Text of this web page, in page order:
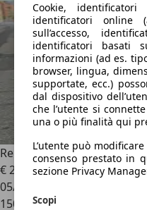
Cookie,
identificatori online
sull’accesso,
identificatori basati
informazioni (ad es.
browser, lingua,
supportate, ecc.)
dal dispositivo
che l’utente si
una o più finalità qui
L’utente può
consenso prestato in
sezione Privacy
Scopi
Renault Megane1.6 16V
€ 2.400
05/2005
150.000 km